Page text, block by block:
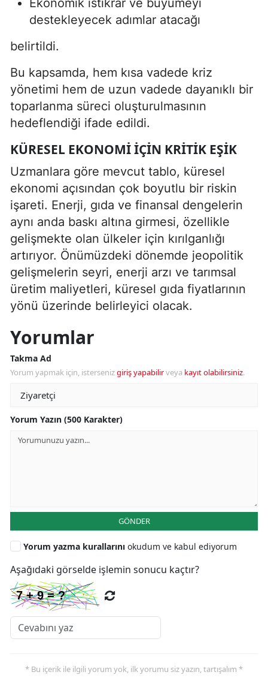
destekleyecek adımlar atacağı
belirtildi.
Bu kapsamda, hem kısa vadede kriz
yönetimi hem de uzun vadede dayanıklı bir
toparlanma süreci oluşturulmasının
hedeflendiği ifade edildi.
KÜRESEL EKONOMI IÇIN KRITIK EŞIK
Uzmanlara göre mevcut tablo, küresel
ekonomi açısından çok boyutlu bir riskin
işareti. Enerji, gıda ve finansal dengelerin
aynı anda baskı altına girmesi, özellikle
gelişmekte olan ülkeler için kırılganlığı
artırıyor. Önümüzdeki dönemde jeopolitik
gelişmelerin seyri, enerji arzı ve tarımsal
üretim maliyetleri, küresel gıda fiyatlarının
yönü üzerinde belirleyici olacak.
Yorumlar
Takma Ad
Yorum yapmak için, istersenizgiriş yapabilirveya kayıt olabilirsiniz.
Yorum Yazın (500 Karakter)
GÖNDER
Yorum yazma kurallarını okudum ve kabul ediyorum
Aşağıdaki görselde işlemin sonucu kaçtır?
* Bu içerik ile ilgili yorum yok, ilk yorumu siz yazın, tartışalım *